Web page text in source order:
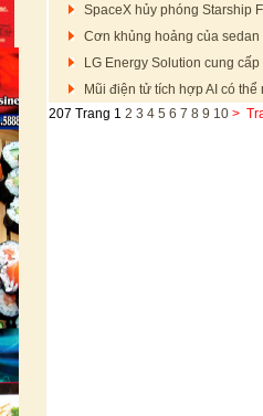
SpaceX hủy phóng Starship
Cơn khủng hoảng của sedan
LG Energy Solution cung
Mũi điện tử tích hợp AI có
207 Trang 1 2 3 4 5 6 7 8 9 10 >